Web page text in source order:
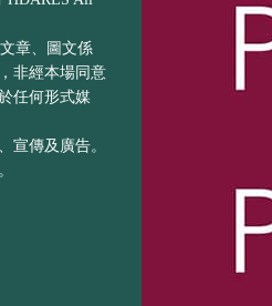
章、圖文係
非經本場同意
任何形式媒
宣傳及廣告。